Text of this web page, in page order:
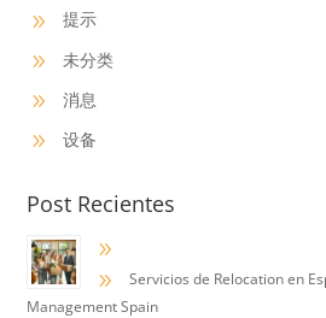
9 提示
9 未分类
9 消息
9 设备
Post Recientes
9
9
Servicios de Relocation en
Management Spain